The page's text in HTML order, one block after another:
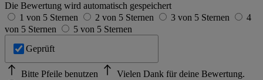
Die Bewertung wird automatisch gespeichert
1 von 5 Sternen
2 von 5 Sternen 3 von 5 Sternen
4
von 5 Sternen
5 von 5 Sternen
Geprüft
Bitte Pfeile benutzen
Vielen Dank für deine Bewertung.